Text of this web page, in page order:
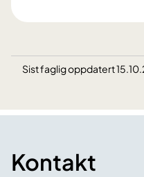
Sist faglig oppdatert
Kontakt